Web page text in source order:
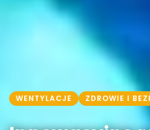
WENTYLACJE ZDROWIE I